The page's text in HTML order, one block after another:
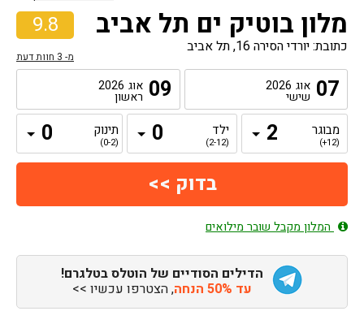
9.8
מ- 3 חוות דעת
מלון בוטיק ים תל אביב
כתובת: יורדי הסירה 16, תל אביב
07 אוג 2026
שישי 09 אוג 2026
ראשון
מבוגר
(12+)
ילד
(2-12)
תינוק
(0-2)
המלון מקבל שובר מילואים
הדילים הסודיים של הוטלס בטלגרם!
עד 50% הנחה , הצטרפו עכשיו >>